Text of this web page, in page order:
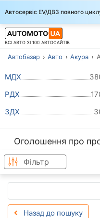
Автосервіс EV/ДВЗ повного
ВСІ АВТО ЗІ 100 АВТОСАЙТІВ
Автобазар Авто Акура
МДХ
РДХ
ЗДХ
Оголошення про
Фільтр
Назад до пошуку